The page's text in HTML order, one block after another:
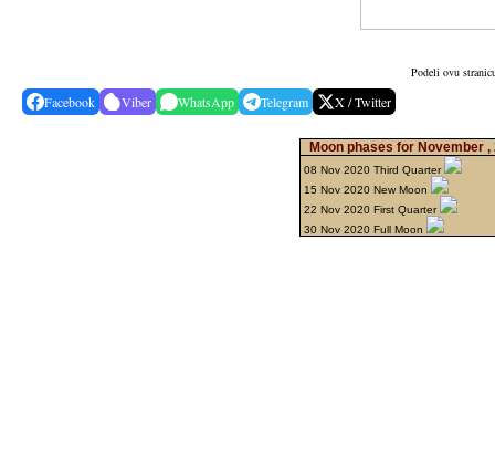
Podeli ovu
Facebook Viber WhatsApp Telegram X / Twitter
Moon phases for November
08 Nov 2020 Third Quarter
15 Nov 2020 New Moon
22 Nov 2020 First Quarter
30 Nov 2020 Full Moon